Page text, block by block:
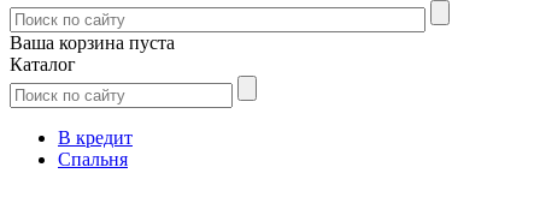
Ваша корзина пуста
Каталог
В кредит
Спальня